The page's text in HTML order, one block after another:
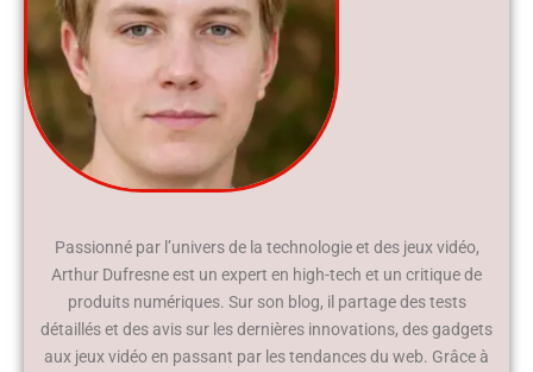
Passionné par l’univers de la technologie et des jeux vidéo,
Arthur Dufresne est un expert en high-tech et un critique de
produits numériques. Sur son blog, il partage des tests
détaillés et des avis sur les dernières innovations, des gadgets
aux jeux vidéo en passant par les tendances du web. Grâce à